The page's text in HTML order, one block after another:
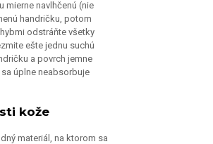
handričku, potom
odstráňte všetky
ešte jednu suchú
a povrch jemne
sa úplne neabsorbuje
znaky,